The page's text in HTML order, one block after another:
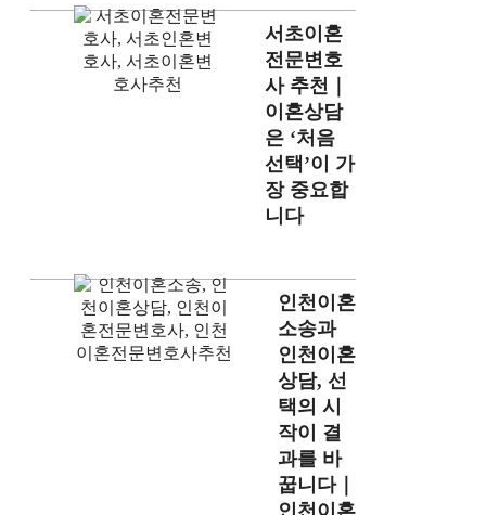
서초이혼
전문변호
사 추천｜
이혼상담
은 ‘처음
선택’이 가
장 중요합
니다
인천이혼
소송과
인천이혼
상담, 선
택의 시
작이 결
과를 바
꿉니다｜
인천이혼